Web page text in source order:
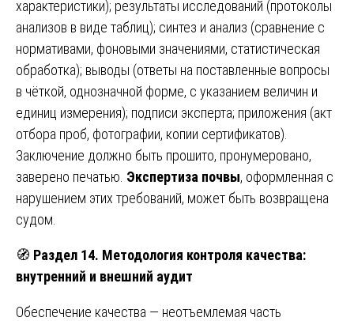
характеристики); результаты исследований (протоколы
анализов в виде таблиц); синтез и анализ (сравнение с
нормативами, фоновыми значениями, статистическая
обработка); выводы (ответы на поставленные вопросы
в чёткой, однозначной форме, с указанием величин и
единиц измерения); подписи эксперта; приложения (акт
отбора проб, фотографии, копии сертификатов).
Заключение должно быть прошито, пронумеровано,
заверено печатью. Экспертиза почвы, оформленная с
нарушением этих требований, может быть возвращена
судом.
🧭 Раздел 14. Методология контроля качества:
внутренний и внешний аудит
Обеспечение качества — неотъемлемая часть